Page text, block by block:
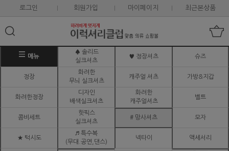
로그인 회원가입 마이페이지 최근본상품
메뉴
♠ 솔리드
실크셔츠
♥ 정장셔츠 슈즈
정장
화려한
무늬 실크셔츠
캐주얼 셔츠 가방&지갑
화려한정장
디자인
배색실크셔츠
화려한
캐주얼셔츠
벨트
콤비세트
핫픽스
실크셔츠
# 망사셔츠 모자
★ 턱시도
♬ 특수복
(무대.공연,댄스)
넥타이 액세서리